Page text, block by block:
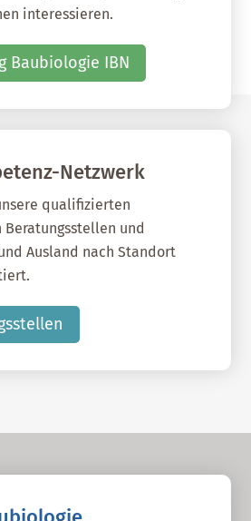
interessieren.
Baubiologie IBN
Netzwerk
qualifizierten
und
Ausland nach Standort